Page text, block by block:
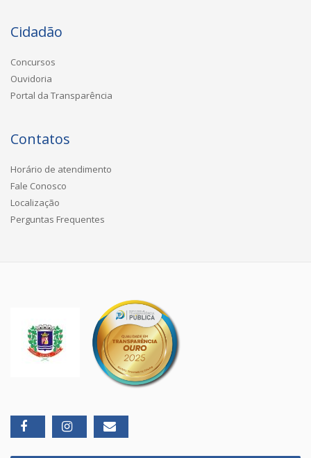
Cidadão
Concursos
Ouvidoria
Portal da Transparência
Contatos
Horário de atendimento
Fale Conosco
Localização
Perguntas Frequentes